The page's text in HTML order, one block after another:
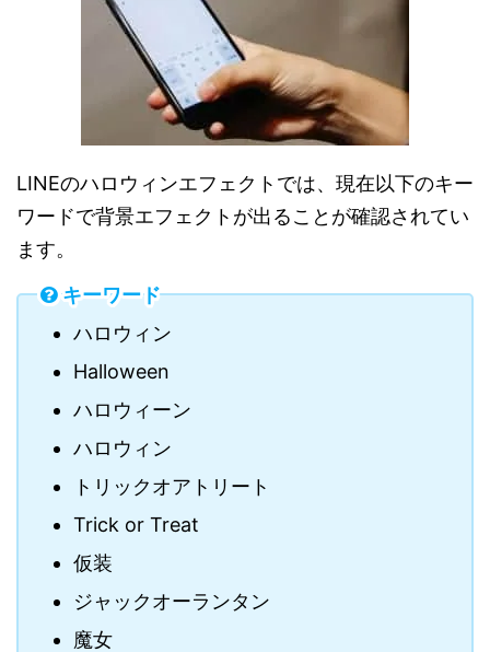
LINEのハロウィンエフェクトでは、現在以下のキー
ワードで背景エフェクトが出ることが確認されてい
ます。
キーワード
ハロウィン
Halloween
ハロウィーン
ハロウィン
トリックオアトリート
Trick or Treat
仮装
ジャックオーランタン
魔女